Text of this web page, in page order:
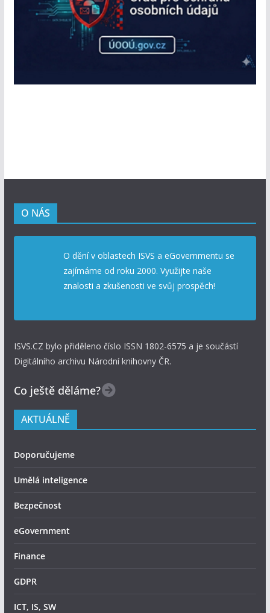
O NÁS
O dění v oblastech ISVS a eGovernmentu se
zajímáme od roku 2000. Využijte naše
znalosti a zkušenosti ve svůj prospěch!
ISVS.CZ bylo přiděleno číslo ISSN 1802-6575 a je součástí
Digitálního archivu Národní knihovny ČR.
Co ještě děláme?
AKTUÁLNĚ
Doporučujeme
Umělá inteligence
Bezpečnost
eGovernment
Finance
GDPR
ICT, IS, SW